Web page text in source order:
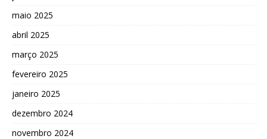
maio 2025
abril 2025
março 2025
fevereiro 2025
janeiro 2025
dezembro 2024
novembro 2024